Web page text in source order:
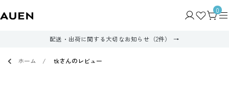
0
配送・出荷に関する大切なお知らせ（2件）
ホーム tkさんのレビュー